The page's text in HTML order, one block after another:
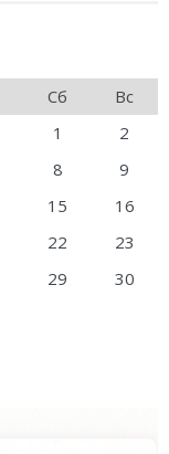
Сб
Вс
1
2
8
9
15
16
22
23
29
30